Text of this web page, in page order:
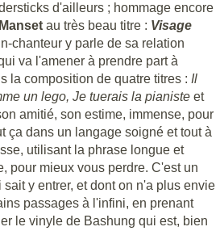
d'ailleurs ; hommage encore
au très beau titre : Visage
chanteur y parle de sa relation
va l'amener à prendre part à
la composition de quatre titres : Il
un lego, Je tuerais la pianiste et
amitié, son estime, immense, pour
ça dans un langage soigné et tout à
utilisant la phrase longue et
pour mieux vous perdre. C'est un
sait y entrer, et dont on n'a plus envie
passages à l'infini, en prenant
le vinyle de Bashung qui est, bien